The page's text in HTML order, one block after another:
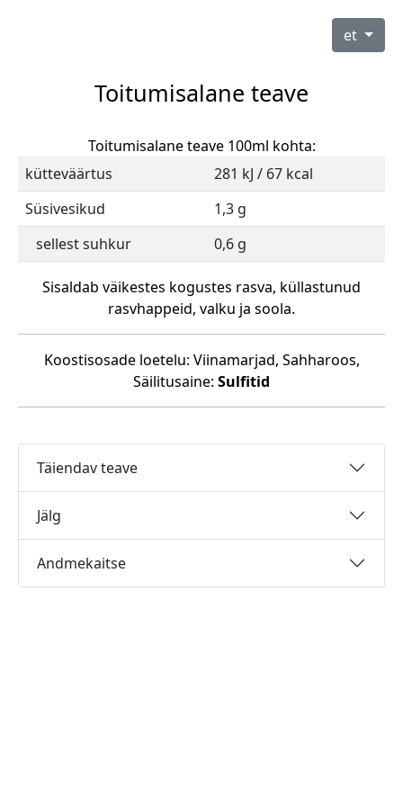
et
Toitumisalane teave
Toitumisalane teave 100ml kohta:
kütteväärtus
281 kJ / 67 kcal
Süsivesikud
1,3 g
sellest suhkur
0,6 g
Sisaldab väikestes kogustes rasva, küllastunud
rasvhappeid, valku ja soola.
Koostisosade loetelu: Viinamarjad, Sahharoos,
Säilitusaine: Sulfitid
Täiendav teave
Jälg
Andmekaitse